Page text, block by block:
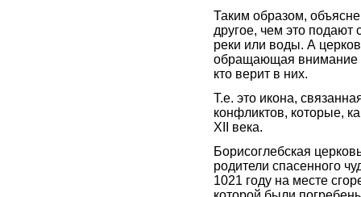
Таким образом,
другое, чем это
реки или воды. А
обращающая внимание
кто верит в них.
Т.е. это икона,
конфликтов, которые,
XII века.
Борисоглебская
родители спасенного
1021 году на месте